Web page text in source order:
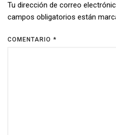
Tu dirección de correo
campos obligatorios están
COMENTARIO *